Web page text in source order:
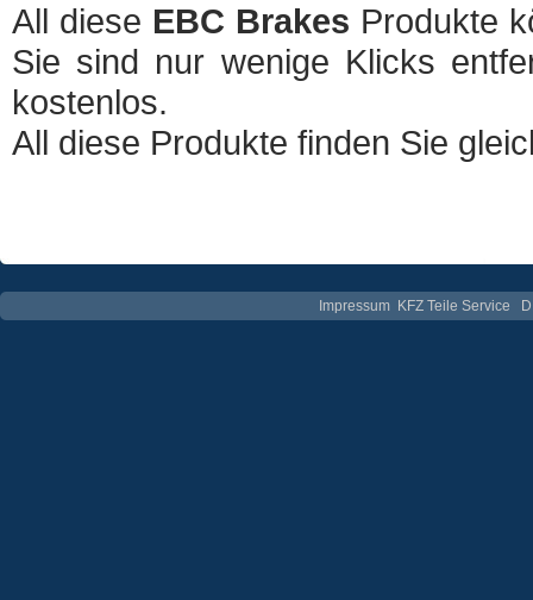
All diese EBC Brakes Produkte
Sie sind nur wenige Klicks
kostenlos.
All diese Produkte finden Sie
Impressum KFZ Teile Service